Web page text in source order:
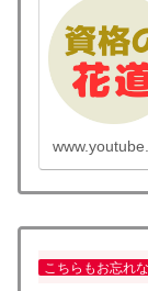
こちらもお忘れな